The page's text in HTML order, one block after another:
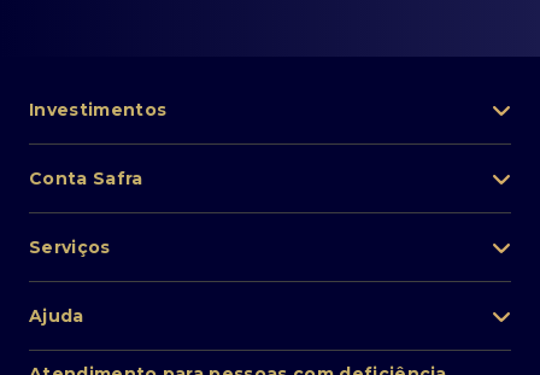
Investimentos
Lista de fundos de investimento
Private Banking
Renda fixa
Conta Safra
Pessoa Física
Cartões
Empréstimos e financiamentos
Serviços
Perda/roubo de celular
Ajuda
Atendimento ao cliente